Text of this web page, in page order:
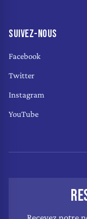
SUIVEZ-NOUS
Facebook
Twitter
Instagram
YouTube